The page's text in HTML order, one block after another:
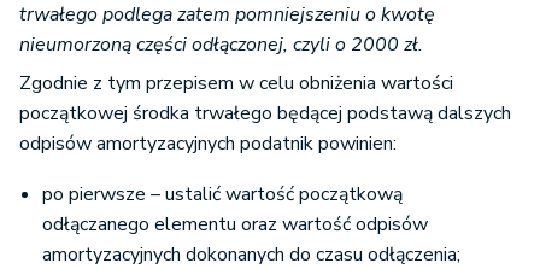
trwałego podlega zatem pomniejszeniu o kwotę
nieumorzoną części odłączonej, czyli o 2000 zł.
Zgodnie z tym przepisem w celu obniżenia wartości
początkowej środka trwałego będącej podstawą dalszych
odpisów amortyzacyjnych podatnik powinien:
po pierwsze – ustalić wartość początkową
odłączanego elementu oraz wartość odpisów
amortyzacyjnych dokonanych do czasu odłączenia;